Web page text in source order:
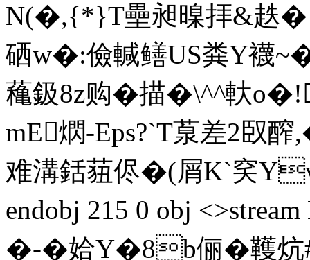
N(�,{*}T壘昶暞拝&趃�
硒w�:儉輱鳝US粪Y襪
蘒鈒8z购�描� \^^軑
mE熌-Eps?`T葲差2臤
难溝銛莥侭�(屑K`穾
endobj 215 0 obj
�-�姶Y�8b俪�韄炕